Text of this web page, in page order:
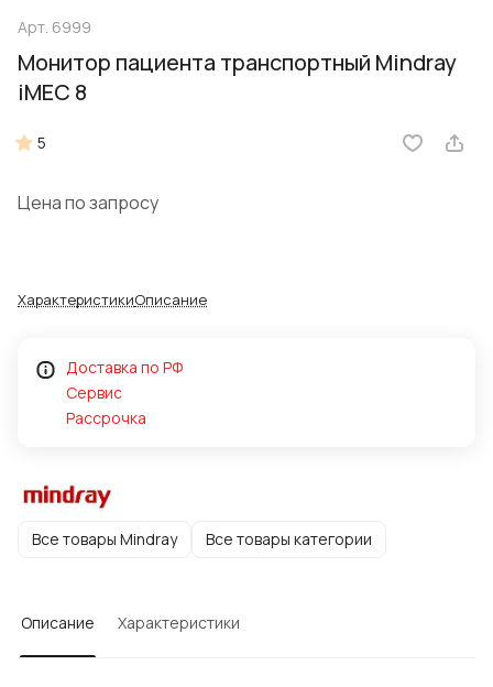
Арт. 6999
Монитор пациента транспортный Mindray
iMEC 8
5
Цена по запросу
ХарактеристикиОписание
Доставка по РФ
Сервис
Рассрочка
Все товары Mindray Все товары категории
Описание Характеристики